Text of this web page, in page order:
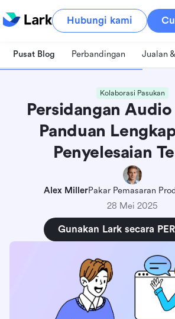
Hubungi kami
Pusat Blog Perbandingan Jualan
Kolaborasi Pasukan
Persidangan
Panduan
Penyelesaian
Alex MillerPakar Pemasaran
28 Mei 2025
Gunakan Lark secara